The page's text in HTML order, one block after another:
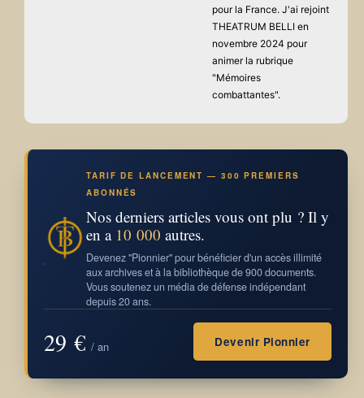
pour la France. J'ai rejoint
THEATRUM BELLI en
novembre 2024 pour
animer la rubrique
"Mémoires
combattantes".
TARIF DE LANCEMENT — 300 PREMIERS
ABONNÉS
Nos derniers articles vous ont plu ? Il y
en a 10 000 autres.
Devenez "Pionnier" pour bénéficier d'un accès illimité
aux archives et à la bibliothèque de 900 documents.
Vous soutenez un média de défense indépendant
depuis 20 ans.
29 € / an Devenir Pionnier